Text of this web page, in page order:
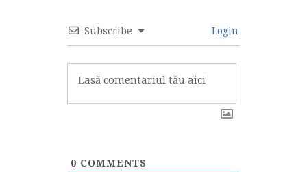
Subscribe Login
0 COMMENTS